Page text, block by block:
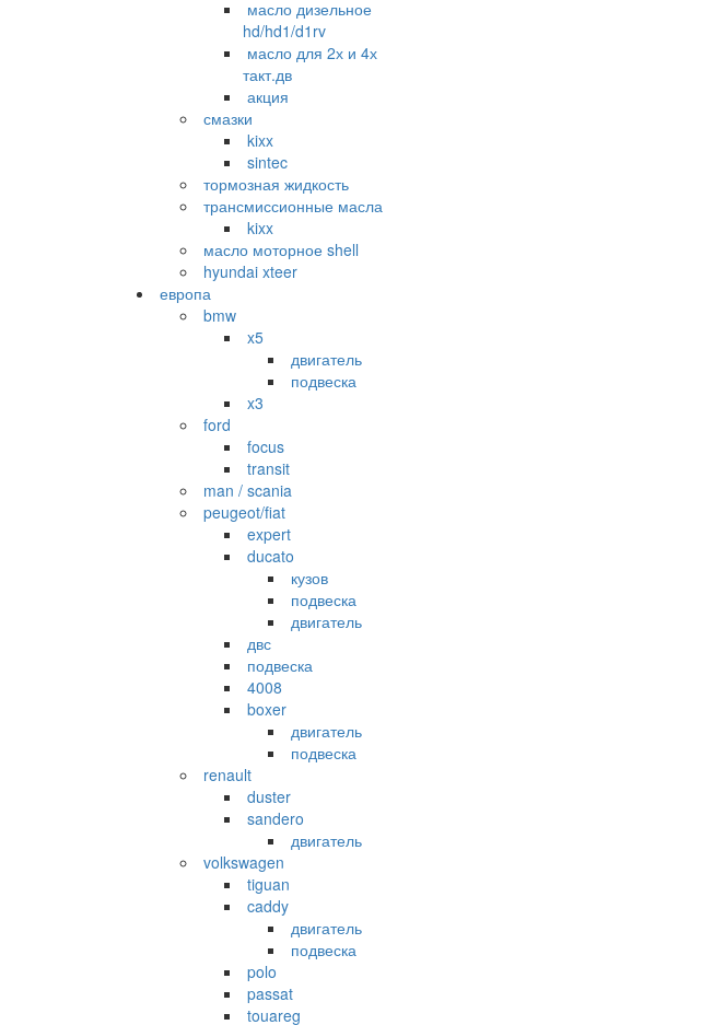
масло дизельное
hd/hd1/d1rv
масло для 2х и 4х
такт.дв
акция
смазки
kixx
sintec
тормозная жидкость
трансмиссионные масла
kixx
масло моторное shell
hyundai xteer
европа
bmw
x5
двигатель
подвеска
x3
ford
focus
transit
man / scania
peugeot/fiat
expert
ducato
кузов
подвеска
двигатель
двс
подвеска
4008
boxer
двигатель
подвеска
renault
duster
sandero
двигатель
volkswagen
tiguan
caddy
двигатель
подвеска
polo
passat
touareg